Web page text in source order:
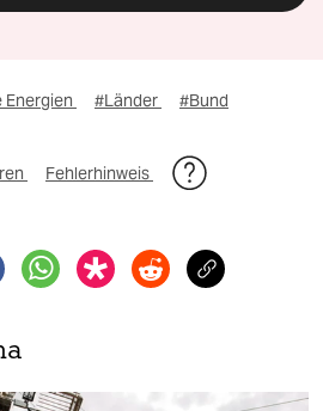
Energien #Länder #Bund
Fehlerhinweis